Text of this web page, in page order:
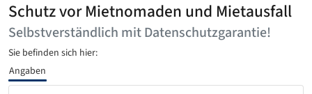
Schutz vor Mietnomaden und Mietausfall
Selbstverständlich mit Datenschutzgarantie!
Sie befinden sich hier:
Angaben